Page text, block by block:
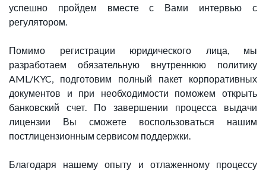
успешно пройдем вместе с Вами интервью с
регулятором.
Помимо регистрации юридического лица, мы
разработаем обязательную внутреннюю политику
AML/KYC, подготовим полный пакет корпоративных
документов и при необходимости поможем открыть
банковский счет. По завершении процесса выдачи
лицензии Вы сможете воспользоваться нашим
постлицензионным сервисом поддержки.
Благодаря нашему опыту и отлаженному процессу